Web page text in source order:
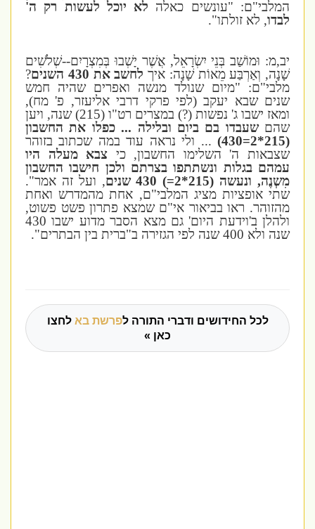
המלבי"ם: "עונשים כאלהלא יוכל לעשות רק ה'
לבדו, לא זולתו".
יב,מ: וּמוֹשַׁב בְּנֵי יִשְׂרָאֵל, אֲשֶׁר יָשְׁבוּ בְּמִצְרָיִם--שְׁלֹשִׁים
שָׁנָה, וְאַרְבַּע מֵאוֹת שָׁנָה: איךלחשב את 430 השנים
?
מלבי"ם: "מיום שנולד מנשה ואפרים שהיה חמש
שנים שבא יעקב (לפי פרקי דרבי אליעזר, פ' מח),
ומאז ישבו ג' נפשות (?) במצרים רט"ו (215) שנה, ויען
שהםשעבדו בם ביום ובלילה ... כפלו את החשבון
... ולי נראה עוד במה שכתוב בזוהר
שצבאות ה' השלימו החשבון, כיצבא מעלה היו
עמהם בגלות ונשתתפו בצרתם ולכן חישבו החשבון
מִשְנֶה, ונעשה (215*2=) 430 שנים
, ועל זה אמר".
שתי אופציות מציג המלבי"ם, אחת מהמדרש ואחת
מהזוהר. ראו בביאור אי"ם שמצא פתרון פשט פשוט,
ולהלן ב'וידעת היום' גם מצא הסבר מדוע ישבו 430
שנה ולא 400 שנה לפי הגזירה ב"ברית בין הבתרים".
לכל החידושים ודברי התורה לפרשת באלחצו
כאן »